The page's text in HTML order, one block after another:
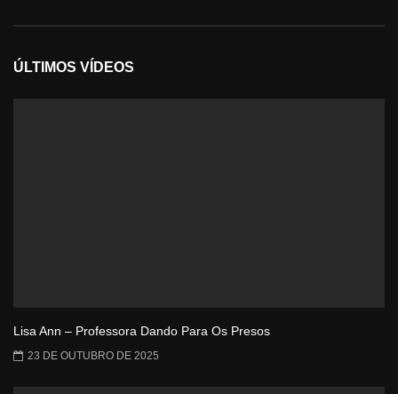
ÚLTIMOS VÍDEOS
Lisa Ann – Professora Dando Para Os Presos
23 DE OUTUBRO DE 2025